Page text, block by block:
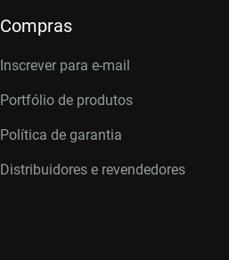
Compras
Inscrever para e-mail
Portfólio de produtos
Política de garantia
Distribuidores e revendedores